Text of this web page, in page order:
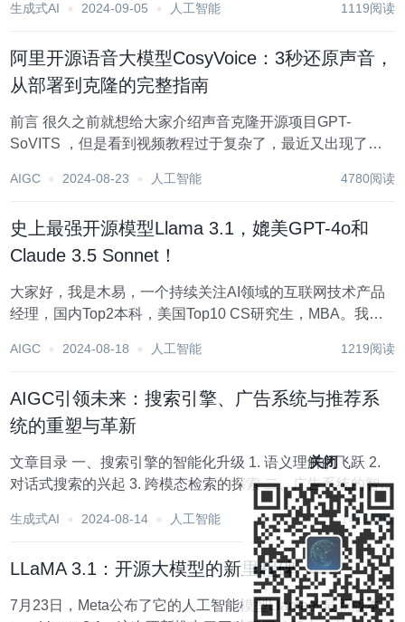
MVP（最小可用产品），低成本快速验证竞品分析的思路。
生成式AI 2024-09-05 人工智能 1119阅读
阿里开源语音大模型CosyVoice：3秒还原声音，
从部署到克隆的完整指南
前言 很久之前就想给大家介绍声音克隆开源项目GPT-
SoVITS ，但是看到视频教程过于复杂了，最近又出现了一
最新更加强大的声音克隆项目CosyVoice。CosyVoice 是阿
AIGC 2024-08-23 人工智能 4780阅读
史上最强开源模型Llama 3.1，媲美GPT-4o和
Claude 3.5 Sonnet！
大家好，我是木易，一个持续关注AI领域的互联网技术产品
经理，国内Top2本科，美国Top10 CS研究生，MBA。我坚
包括但不限于AI科普，AI工具测评，AI效率提升，AI行业洞
AIGC 2024-08-18 人工智能 1219阅读
AIGC引领未来：搜索引擎、广告系统与推荐系
统的重塑与革新
文章目录 一、搜索引擎的智能化升级 1. 语义理解的飞跃 2.
对话式搜索的兴起 3. 跨模态检索的探索 二、广告系统的智能
告深度融合 三、推荐系统的精准化与智能化...
生成式AI 2024-08-14 人工智能 1416阅读
LLaMA 3.1：开源大模型的新里程碑
7月23日，Meta公布了它的人工智能模型Llama的最新版本
关闭